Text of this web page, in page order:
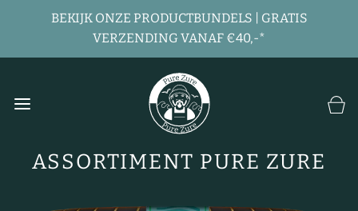
BEKIJK ONZE PRODUCTBUNDELS | GRATIS
VERZENDING VANAF €40,-*
ASSORTIMENT PURE ZURE